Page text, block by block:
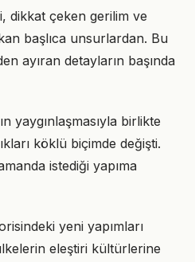
dikkat çeken gerilim ve
başlıca unsurlardan. Bu
ayıran detayların başında
yaygınlaşmasıyla birlikte
köklü biçimde değişti.
istediği yapıma
yeni yapımları
eleştiri kültürlerine